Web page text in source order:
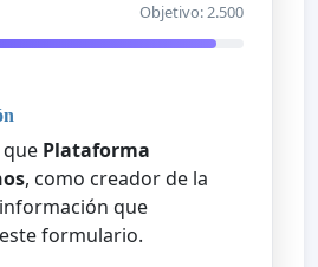
Objetivo: 2.500
Plataforma
, como creador de la
que
formulario.